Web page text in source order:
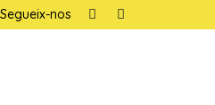
Segueix-nos